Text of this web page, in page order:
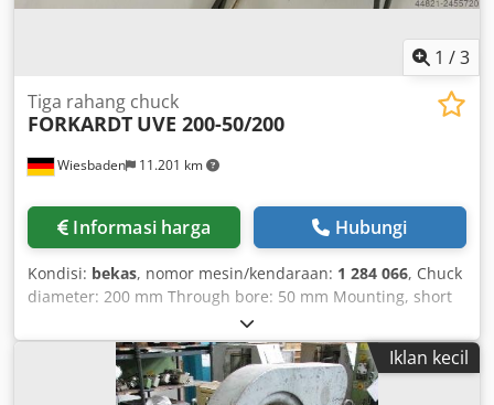
1 /3
Wiesbaden 11.201 km
Tiga rahang chuck
FORKARDT UVE 200-50/200
Informasi harga Hubungi
Kondisi: bekas, nomor mesin/kendaraan: 1 284 066, Chuck
diameter: 200 mm Through bore: 50 mm Mounting, short
taper according to DIN 55027: Size 6 External diameter of
the clamping cylinder: 290 mm Overall height (clamping
cylinder to front of chuck without jaws): 150 mm
Chedpfocm Tgkox Alrea Pneumatically actuated
Iklan kecil